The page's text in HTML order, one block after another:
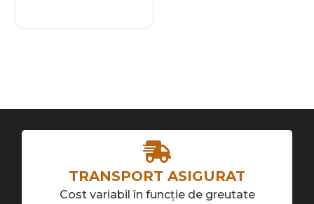
TRANSPORT ASIGURAT
Cost variabil în funcție de greutate